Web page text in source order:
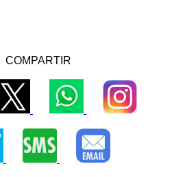
COMPARTIR